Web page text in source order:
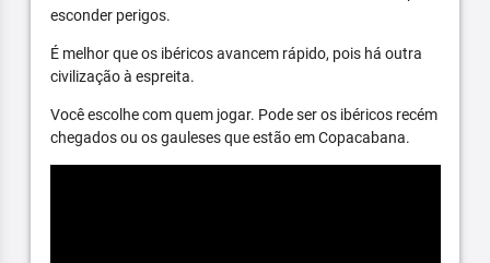
esconder perigos.
É melhor que os ibéricos avancem rápido, pois há outra
civilização à espreita.
Você escolhe com quem jogar. Pode ser os ibéricos recém
chegados ou os gauleses que estão em Copacabana.